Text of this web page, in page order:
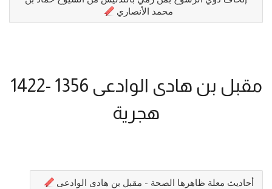
محمد الأنصاري
مقبل بن هادى الوادعى 1356 -1422
هجرية
أحاديث معلة ظاهرها الصحة - مقبل بن هادى الوادعى